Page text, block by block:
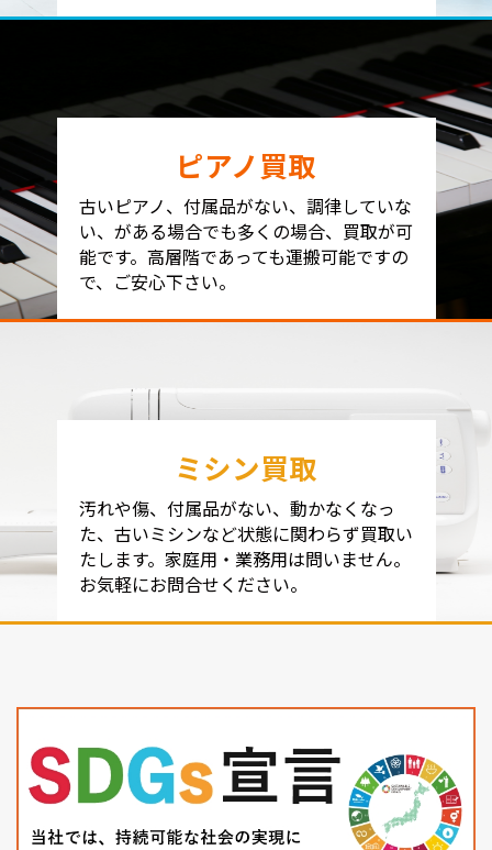
ピアノ買取
古いピアノ、付属品がない、調律していな
い、がある場合でも多くの場合、買取が可
能です。高層階であっても運搬可能ですの
で、ご安心下さい。
ミシン買取
汚れや傷、付属品がない、動かなくなっ
た、古いミシンなど状態に関わらず買取い
たします。家庭用・業務用は問いません。
お気軽にお問合せください。